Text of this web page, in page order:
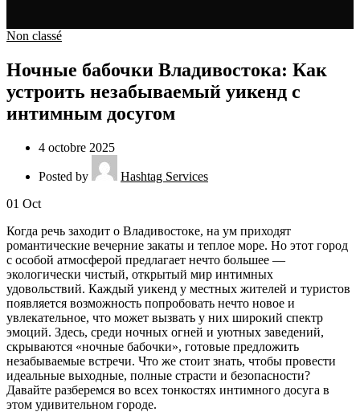
Non classé
Ночные бабочки Владивостока: Как
устроить незабываемый уикенд с
интимным досугом
4 octobre 2025
Posted by
Hashtag Services
01 Oct
Когда речь заходит о Владивостоке, на ум приходят
романтические вечерние закаты и теплое море. Но этот город
с особой атмосферой предлагает нечто большее —
экологически чистый, открытый мир интимных
удовольствий. Каждый уикенд у местных жителей и туристов
появляется возможность попробовать нечто новое и
увлекательное, что может вызвать у них широкий спектр
эмоций. Здесь, среди ночных огней и уютных заведений,
скрываются «ночные бабочки», готовые предложить
незабываемые встречи. Что же стоит знать, чтобы провести
идеальные выходные, полные страсти и безопасности?
Давайте разберемся во всех тонкостях интимного досуга в
этом удивительном городе.